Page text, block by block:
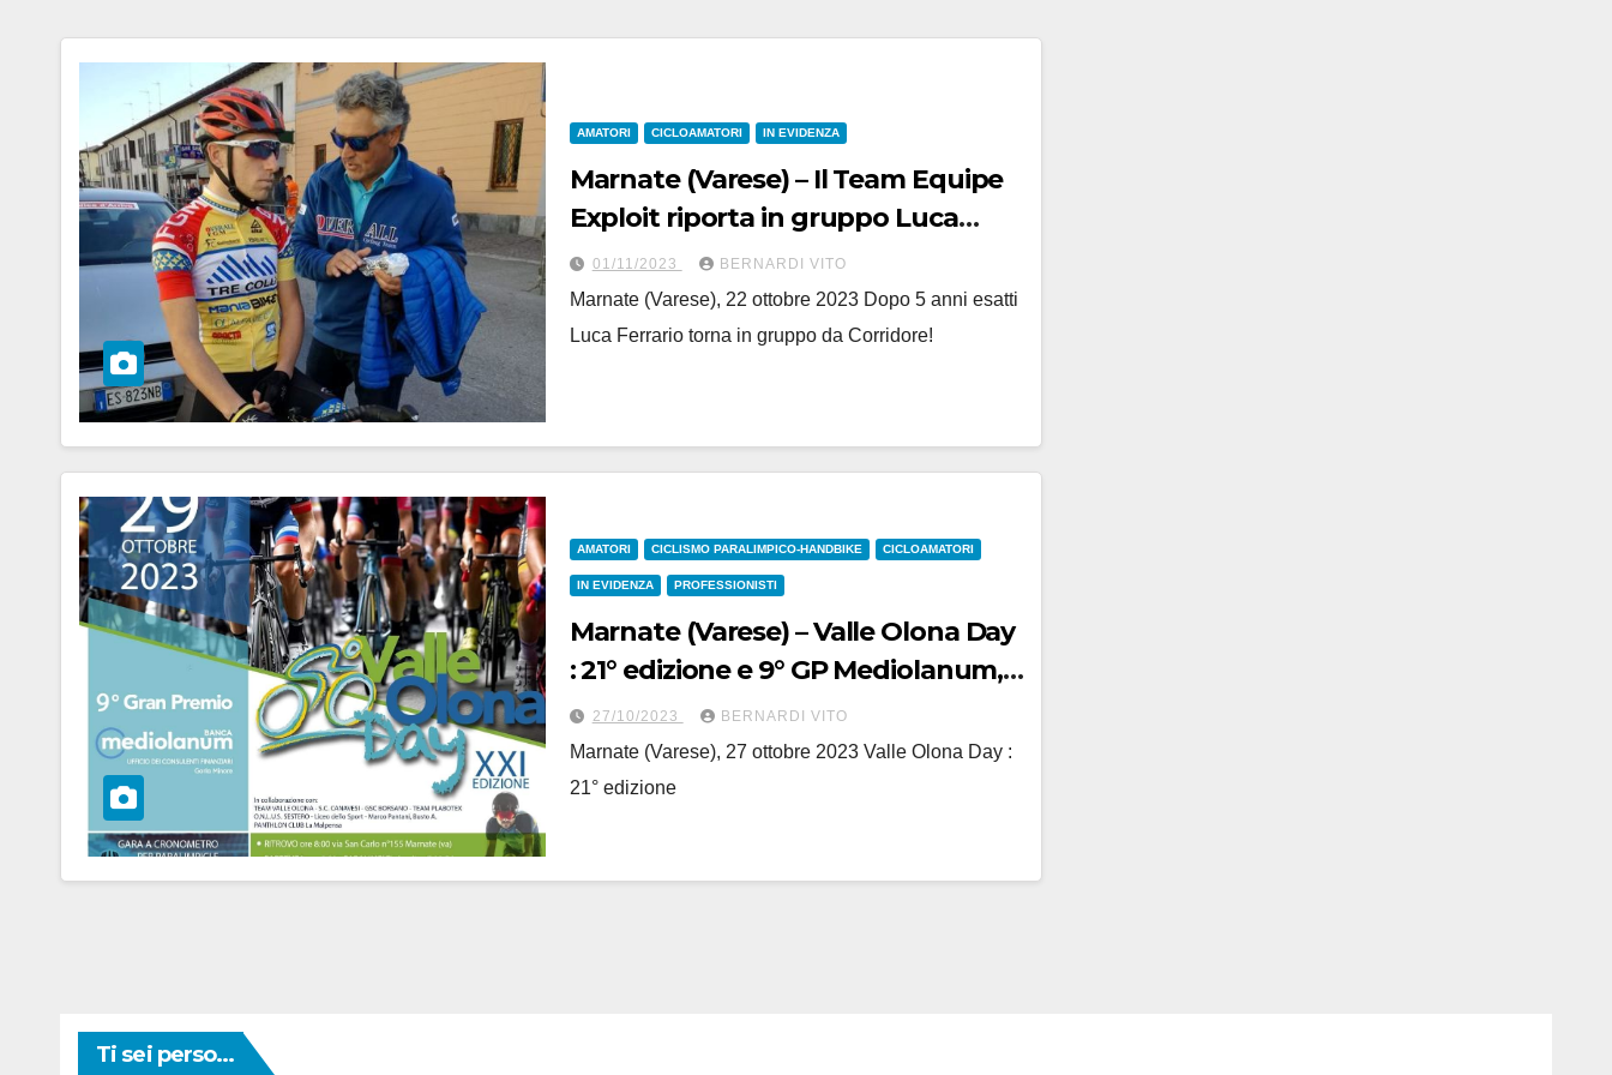
AMATORI CICLOAMATORI IN EVIDENZA
Marnate (Varese) – Il Team Equipe
Exploit riporta in gruppo Luca
Ferrario al 21° Valle Olona Day
01/11/2023 BERNARDI VITO
Marnate (Varese), 22 ottobre 2023 Dopo 5 anni esatti
Luca Ferrario torna in gruppo da Corridore!
AMATORI CICLISMO PARALIMPICO-HANDBIKE CICLOAMATORI
IN EVIDENZA PROFESSIONISTI
Marnate (Varese) – Valle Olona Day
: 21° edizione e 9° GP Mediolanum,
domenica 29 ottobre 2023
27/10/2023 BERNARDI VITO
Marnate (Varese), 27 ottobre 2023 Valle Olona Day :
21° edizione
Ti sei perso...